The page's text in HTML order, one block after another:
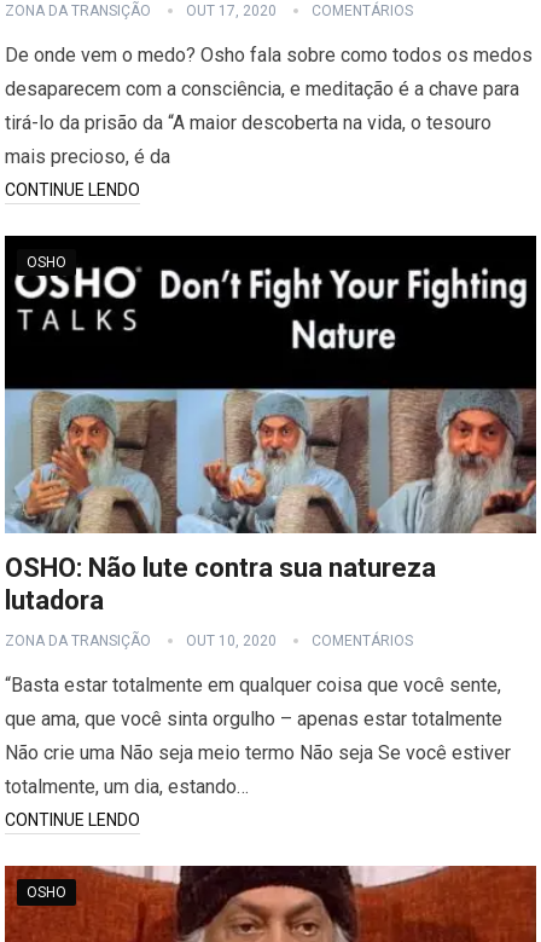
ZONA DA TRANSIÇÃO OUT 17, 2020 COMENTÁRIOS
De onde vem o medo? Osho fala sobre como todos os medos
desaparecem com a consciência, e meditação é a chave para
tirá-lo da prisão da “A maior descoberta na vida, o tesouro
mais precioso, é da
CONTINUE LENDO
OSHO
OSHO: Não lute contra sua natureza
lutadora
ZONA DA TRANSIÇÃO OUT 10, 2020 COMENTÁRIOS
“Basta estar totalmente em qualquer coisa que você sente,
que ama, que você sinta orgulho – apenas estar totalmente
Não crie uma Não seja meio termo Não seja Se você estiver
totalmente, um dia, estando…
CONTINUE LENDO
OSHO